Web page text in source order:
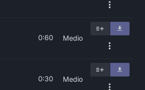
0:60 Medio
0:30 Medio